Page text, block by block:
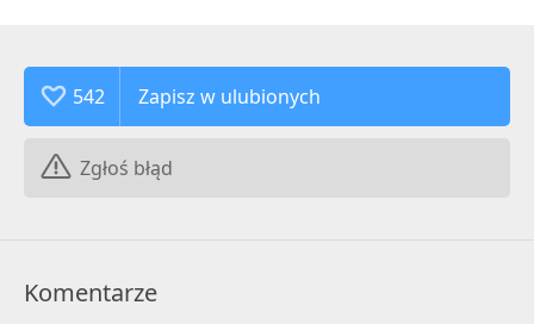
542
Zgłoś błąd
Komentarze